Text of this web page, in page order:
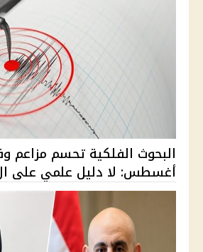
أغسطس: لا دليل علمي على